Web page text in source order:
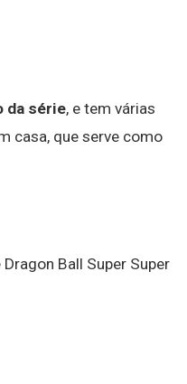
da série, e tem várias
casa, que serve como
Ball Super Super